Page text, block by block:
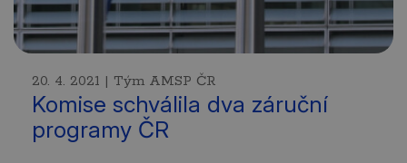
20. 4. 2021 | Tým AMSP ČR
Komise schválila dva záruční
programy ČR